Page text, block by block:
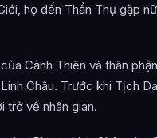
họ đến Thần Thụ gặp
Cảnh Thiên và thân
Châu. Trước khi Tịch
trở về nhân gian.